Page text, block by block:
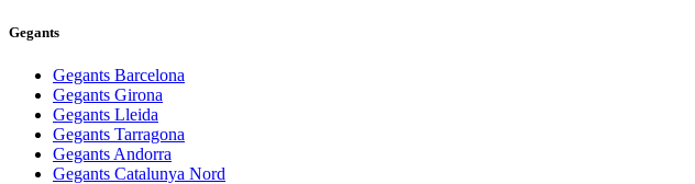
Gegants
Gegants Barcelona
Gegants Girona
Gegants Lleida
Gegants Tarragona
Gegants Andorra
Gegants Catalunya Nord